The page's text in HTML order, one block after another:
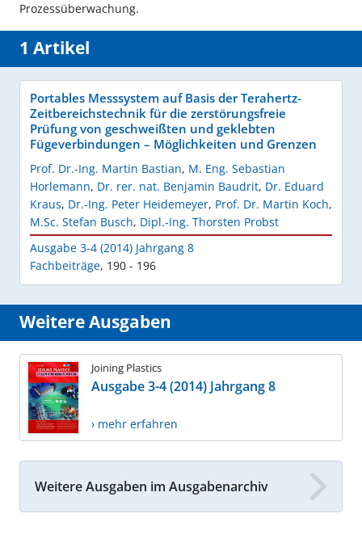
Prozessüberwachung.
1 Artikel
Portables Messsystem auf Basis der Terahertz-
Zeitbereichstechnik für die zerstörungsfreie
Prüfung von geschweißten und geklebten
Fügeverbindungen – Möglichkeiten und Grenzen
Prof. Dr.-Ing. Martin Bastian, M. Eng. Sebastian
Horlemann, Dr. rer. nat. Benjamin Baudrit, Dr. Eduard
Kraus, Dr.-Ing. Peter Heidemeyer, Prof. Dr. Martin Koch,
M.Sc. Stefan Busch, Dipl.-Ing. Thorsten Probst
Ausgabe 3-4 (2014) Jahrgang 8
Fachbeiträge, 190 - 196
Weitere Ausgaben
Joining Plastics
Ausgabe 3-4 (2014) Jahrgang 8
› mehr erfahren
Weitere Ausgaben im Ausgabenarchiv